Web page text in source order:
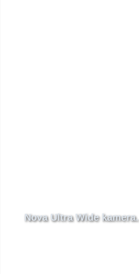
Nova Ultra Wide kamera.